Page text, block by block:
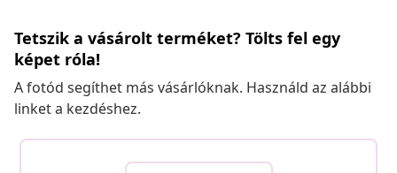
Tetszik a vásárolt terméket? Tölts fel egy
képet róla!
A fotód segíthet más vásárlóknak. Használd az alábbi
linket a kezdéshez.